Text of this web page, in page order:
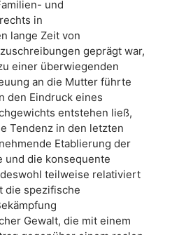
und
in
lange Zeit von
geprägt war,
einer überwiegenden
an die Mutter führte
den Eindruck eines
entstehen ließ,
Tendenz in den letzten
Etablierung der
und die konsequente
teilweise relativiert
die spezifische
Gewalt, die mit einem